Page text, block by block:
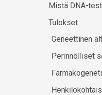
Mistä DNA-
Tulokset
Geneettinen
Perinnölliset